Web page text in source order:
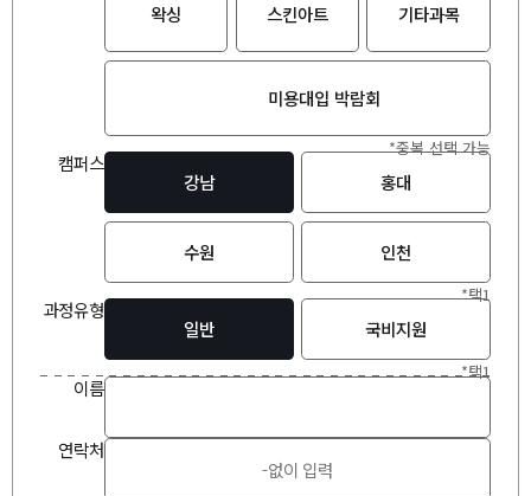
왁싱 스킨아트 기타과목
미용대입 박람회
*중복 선택 가능
캠퍼스
강남 홍대
수원 인천
*택1
과정유형
일반 국비지원
*택1
이름
연락처